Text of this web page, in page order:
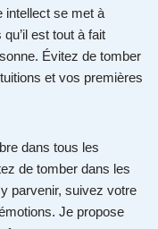
intellect se met à
est tout à fait
Évitez de tomber
et vos premières
dans tous les
de tomber dans les
parvenir, suivez votre
Je propose